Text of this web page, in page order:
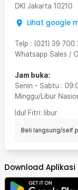
DKI Jakarta 10210
Lihat google
Telp : (021) 39 700
Whatsapp Sales /
Jam buka:
Senin - Sabtu :
Minggu/Libur
Idul Fitri: libur
Beli langsung/self
Download